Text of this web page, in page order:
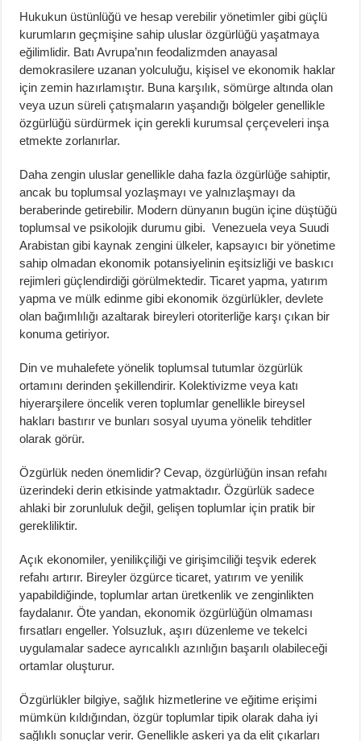
Hukukun üstünlüğü ve hesap verebilir yönetimler gibi güçlü
kurumların geçmişine sahip uluslar özgürlüğü yaşatmaya
eğilimlidir. Batı Avrupa’nın feodalizmden anayasal
demokrasilere uzanan yolculuğu, kişisel ve ekonomik haklar
için zemin hazırlamıştır. Buna karşılık, sömürge altında olan
veya uzun süreli çatışmaların yaşandığı bölgeler genellikle
özgürlüğü sürdürmek için gerekli kurumsal çerçeveleri inşa
etmekte zorlanırlar.
Daha zengin uluslar genellikle daha fazla özgürlüğe sahiptir,
ancak bu toplumsal yozlaşmayı ve yalnızlaşmayı da
beraberinde getirebilir. Modern dünyanın bugün içine düştüğü
toplumsal ve psikolojik durumu gibi. Venezuela veya Suudi
Arabistan gibi kaynak zengini ülkeler, kapsayıcı bir yönetime
sahip olmadan ekonomik potansiyelinin eşitsizliği ve baskıcı
rejimleri güçlendirdiği görülmektedir. Ticaret yapma, yatırım
yapma ve mülk edinme gibi ekonomik özgürlükler, devlete
olan bağımlılığı azaltarak bireyleri otoriterliğe karşı çıkan bir
konuma getiriyor.
Din ve muhalefete yönelik toplumsal tutumlar özgürlük
ortamını derinden şekillendirir. Kolektivizme veya katı
hiyerarşilere öncelik veren toplumlar genellikle bireysel
hakları bastırır ve bunları sosyal uyuma yönelik tehditler
olarak görür.
Özgürlük neden önemlidir? Cevap, özgürlüğün insan refahı
üzerindeki derin etkisinde yatmaktadır. Özgürlük sadece
ahlaki bir zorunluluk değil, gelişen toplumlar için pratik bir
gerekliliktir.
Açık ekonomiler, yenilikçiliği ve girişimciliği teşvik ederek
refahı artırır. Bireyler özgürce ticaret, yatırım ve yenilik
yapabildiğinde, toplumlar artan üretkenlik ve zenginlikten
faydalanır. Öte yandan, ekonomik özgürlüğün olmaması
fırsatları engeller. Yolsuzluk, aşırı düzenleme ve tekelci
uygulamalar sadece ayrıcalıklı azınlığın başarılı olabileceği
ortamlar oluşturur.
Özgürlükler bilgiye, sağlık hizmetlerine ve eğitime erişimi
mümkün kıldığından, özgür toplumlar tipik olarak daha iyi
sağlıklı sonuçlar verir. Genellikle askeri ya da elit çıkarları